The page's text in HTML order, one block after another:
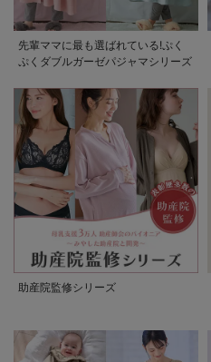
先輩ママに最も選ばれている!ぷく
ぷくダブルガーゼパジャマシリーズ
助産院監修シリーズ